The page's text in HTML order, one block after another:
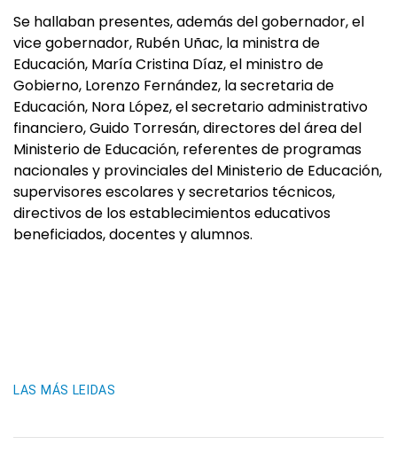
Se hallaban presentes, además del gobernador, el
vice gobernador, Rubén Uñac, la ministra de
Educación, María Cristina Díaz, el ministro de
Gobierno, Lorenzo Fernández, la secretaria de
Educación, Nora López, el secretario administrativo
financiero, Guido Torresán, directores del área del
Ministerio de Educación, referentes de programas
nacionales y provinciales del Ministerio de Educación,
supervisores escolares y secretarios técnicos,
directivos de los establecimientos educativos
beneficiados, docentes y alumnos.
LAS MÁS LEIDAS